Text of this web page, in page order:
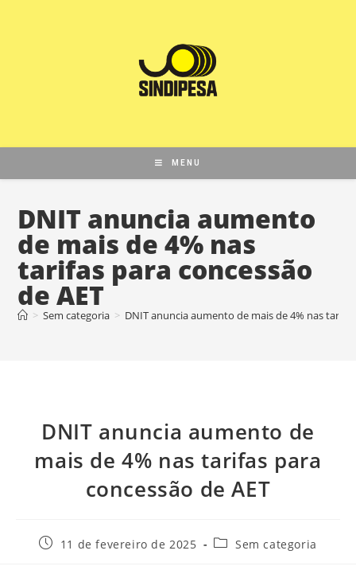
MENU
DNIT anuncia aumento
de mais de 4% nas
tarifas para concessão
de AET
> Sem categoria > DNIT anuncia aumento de mais de 4% nas
DNIT anuncia aumento de
mais de 4% nas tarifas para
concessão de AET
11 de fevereiro de 2025 Sem categoria